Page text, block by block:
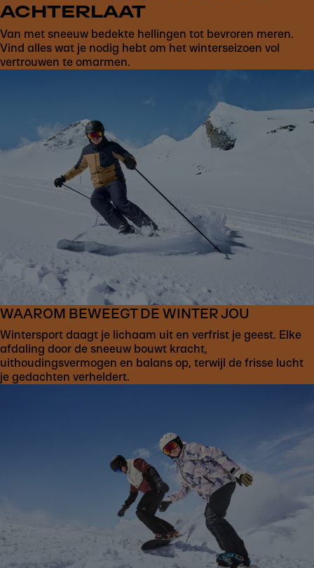
ACHTERLAAT
Van met sneeuw bedekte hellingen tot bevroren meren.
Vind alles wat je nodig hebt om het winterseizoen vol
vertrouwen te omarmen.
WAAROM BEWEEGT DE WINTER JOU
Wintersport daagt je lichaam uit en verfrist je geest. Elke
afdaling door de sneeuw bouwt kracht,
uithoudingsvermogen en balans op, terwijl de frisse lucht
je gedachten verheldert.